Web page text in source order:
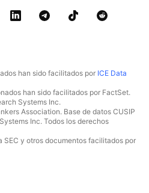
han sido facilitados por ICE Data
han sido facilitados por FactSet.
Systems Inc.
Association. Base de datos CUSIP
Inc. Todos los derechos
SEC y otros documentos facilitados por